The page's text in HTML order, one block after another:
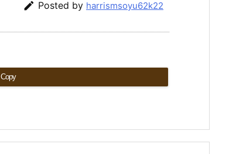
 Posted by harrismsoyu62k22
Copy